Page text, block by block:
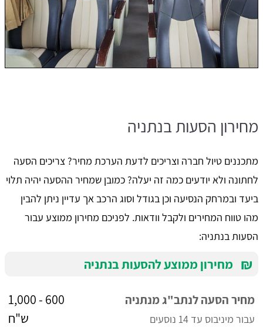
מחירון הסעות בנתניה
מתכננים טיול חברה וצריכים לדעת הערכת מחיר? צריכים הסעה
לחתונה ולא יודעים כמה זה יעלה? כמובן שמחיר ההסעה יהיה תלוי
ביעד ובמרחק הנסיעה וכן בגודל וסוג הרכב אך עדיין ניתן להבין
מהו טווח המחירים ולקבל וודאות. לפניכם מחירון ממוצע עבור
הסעות בנתניה:
₪ מחירון ממוצע להסעות בנתניה
מחיר הסעה לנתב"ג מנתניה
עבור מיניבוס עד 14 נוסעים
600 - 1,000
ש"ח